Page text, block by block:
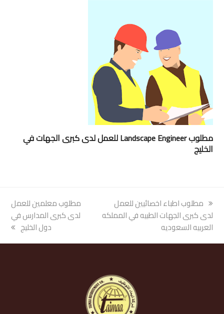
مطلوب Landscape Engineer للعمل لدى كبرى الجهات في
الخليج
previous
post:
مطلوب اطباء اخصائيين للعمل
لدى كبرى الجهات الطبيه في المملكه
العربيه السعوديه
next
post:
مطلوب معلمين للعمل
لدى كبرى المدارس في
دول الخليج